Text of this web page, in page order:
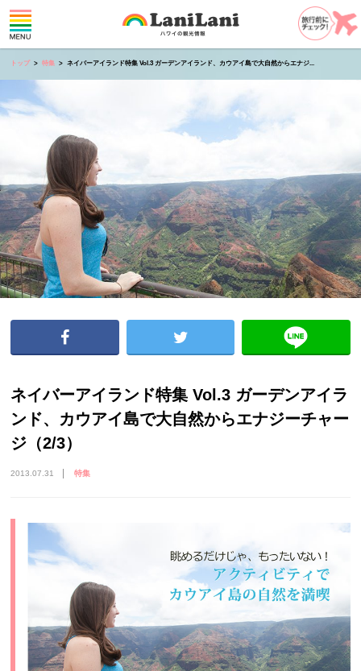
トップ 特集 ネイバーアイランド特集 Vol.3 ガーデンアイランド、カウアイ島で大自然からエナジ...
ネイバーアイランド特集 Vol.3 ガーデンアイラ
ンド、カウアイ島で大自然からエナジーチャー
ジ（2/3）
2013.07.31 特集